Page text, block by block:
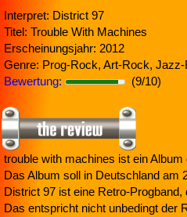
Interpret: District 97
Titel: Trouble With Machines
Erscheinungsjahr: 2012
Genre: Prog-Rock, Art-Rock, Jazz-
Bewertung:
(9/10)
trouble with machines ist ein
Das Album soll in Deutschland am
District 97 ist eine Retro-
Das entspricht nicht unbedingt der